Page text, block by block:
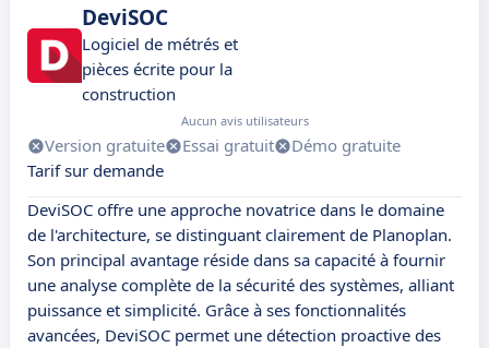
DeviSOC
Logiciel de métrés et
pièces écrite pour la
construction
Aucun avis utilisateurs
Version gratuite Essai gratuit
Démo gratuite
Tarif sur demande
DeviSOC offre une approche novatrice dans le domaine
de l'architecture, se distinguant clairement de Planoplan.
Son principal avantage réside dans sa capacité à fournir
une analyse complète de la sécurité des systèmes, alliant
puissance et simplicité. Grâce à ses fonctionnalités
avancées, DeviSOC permet une détection proactive des